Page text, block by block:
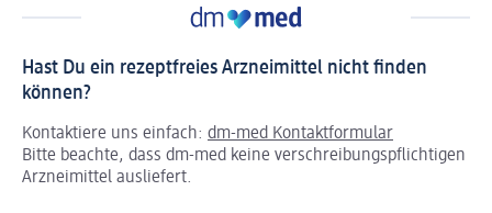
Hast Du ein rezeptfreies Arzneimittel nicht finden
können?
Kontaktiere uns einfach: dm-med Kontaktformular
Bitte beachte, dass dm-med keine verschreibungspflichtigen
Arzneimittel ausliefert.